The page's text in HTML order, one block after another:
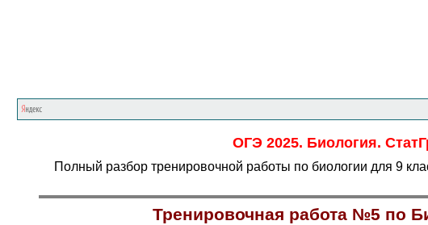
ОГЭ 2025. Биология.
Полный разбор тренировочной работы по биологии для 9
Тренировочная работа №5 по